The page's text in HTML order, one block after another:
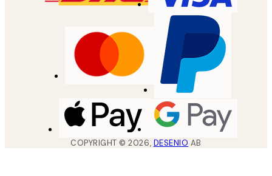
COPYRIGHT ©2026, DESENIO AB